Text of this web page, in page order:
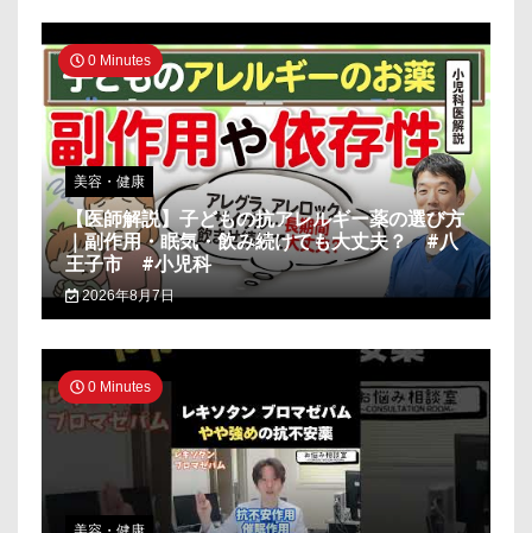
0 Minutes
美容・健康
【医師解説】子どもの抗アレルギー薬の選び方
｜副作用・眠気・飲み続けても大丈夫？ #八
王子市 #小児科
2026年8月7日
0 Minutes